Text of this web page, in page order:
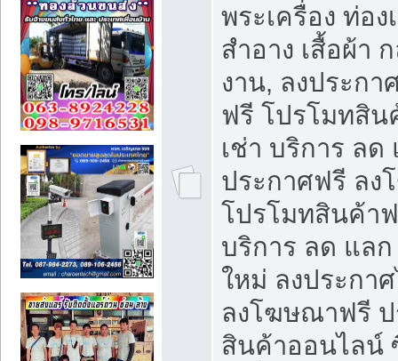
พระเครื่อง ท่อง
สำอาง เสื้อผ้า
งาน, ลงประก
ฟรี โปรโมทสิ
เช่า บริการ ลด
ประกาศฟรี ล
โปรโมทสินค้า
บริการ ลด แล
ใหม่ ลงประกา
ลงโฆษณาฟรี
สินค้าออนไลน์